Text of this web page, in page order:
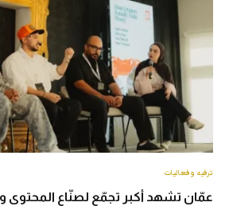
ترفيه وفعاليات
عمّان تشهد أكبر تجمّع لصنّاع المحتوى